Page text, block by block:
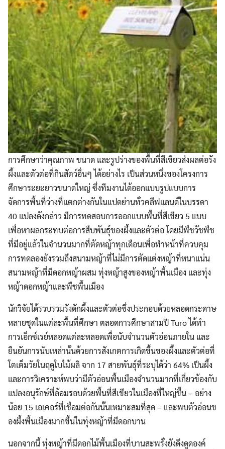
การศึกษาว่าคุณภาพ ขนาด และรูปร่างของพื้นที่สีเขียวส่งผลต่อรัง
ผึ้งและตัวต่อที่กินสัตว์อื่นๆ ได้อย่างไร เป็นส่วนหนึ่งของโครงการ
ศึกษาระยะยาวขนาดใหญ่ ซึ่งทีมงานได้ออกแบบรูปแบบการ
จัดการพื้นที่ว่างที่แตกต่างกันในแปดย่านทั่วคลีฟแลนด์ในบรรดา
40 แปลงดังกล่าว มีการทดสอบการออกแบบพื้นที่สีเขียว 5 แบบ
เพื่อหาผลกระทบต่อการสืบพันธุ์ของผึ้งและตัวต่อ โดยมีพืชวัชพืช
ที่มีอยู่แล้วในจำนวนมากที่ตัดหญ้าทุกเดือนเพื่อทำหน้าที่ควบคุม
การทดลองยังรวมถึงสนามหญ้าที่ไม่มีการตัดแต่งหญ้าที่หนาแน่น
สนามหญ้าที่มีดอกหญ้าผสม ทุ่งหญ้าสูงของหญ้าพื้นเมือง และทุ่ง
หญ้าดอกหญ้าและพืชพื้นเมือง
นักวิจัยได้รวบรวมรังดักผึ้งและตัวต่อซึ่งประกอบด้วยหลอดกระดาษ
หลายชุดในแต่ละพื้นที่ศึกษา ตลอดการศึกษาสามปี Turo ได้ทำ
การเอ็กซ์เรย์หลอดแต่ละหลอดเพื่อนับจำนวนตัวอ่อนภายใน และ
ยืนยันการนับเหล่านั้นด้วยการสังเกตการเกิดขึ้นของผึ้งและตัวต่อที่
โตเต็มวัยในฤดูใบไม้ผลิ จาก 17 สายพันธุ์ที่ระบุได้ว่า 64% เป็นผึ้ง
และการวิเคราะห์พบว่ามีตัวอ่อนพื้นเมืองจำนวนมากที่เกี่ยวข้องกับ
แปลงอนุรักษ์ที่ล้อมรอบด้วยพื้นที่สีเขียวในเมืองที่ใหญ่ขึ้น – อย่าง
น้อย 15 เอเคอร์ที่เชื่อมต่อกันนั้นเหมาะสมที่สุด – และพบตัวอ่อนข
องผึ้งพื้นเมืองมากขึ้นในทุ่งหญ้าที่มีดอกบาน
นอกจากนี้ ทุ่งหญ้าที่มีดอกไม้พื้นเมืองที่บานสะพรั่งยังดึงดูดองค์